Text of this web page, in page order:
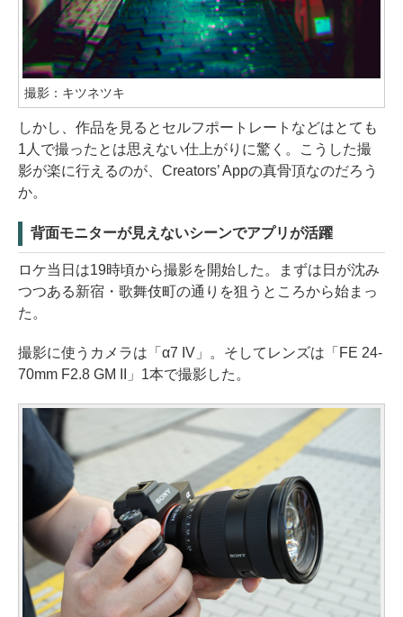
撮影：キツネツキ
しかし、作品を見るとセルフポートレートなどはとても
1人で撮ったとは思えない仕上がりに驚く。こうした撮
影が楽に行えるのが、Creators’ Appの真骨頂なのだろう
か。
背面モニターが見えないシーンでアプリが活躍
ロケ当日は19時頃から撮影を開始した。まずは日が沈み
つつある新宿・歌舞伎町の通りを狙うところから始まっ
た。
撮影に使うカメラは「α7 IV」。そしてレンズは「FE 24-
70mm F2.8 GM II」1本で撮影した。